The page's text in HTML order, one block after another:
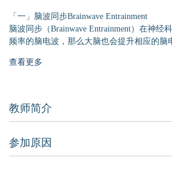
「一」脑波同步Brainwave Entrainment
脑波同步（Brainwave Entrainment）在神经
频率的脑电波，那么大脑也会提升相应的脑
乐中巧妙融入三种对应平静放松和专注状态
「二」双耳异频Binaural beats
往往很低，很难被人耳从外部察觉。1839年
了“双耳异频（Binaural beats ）”机制。如
查看更多
教师简介
参加原因